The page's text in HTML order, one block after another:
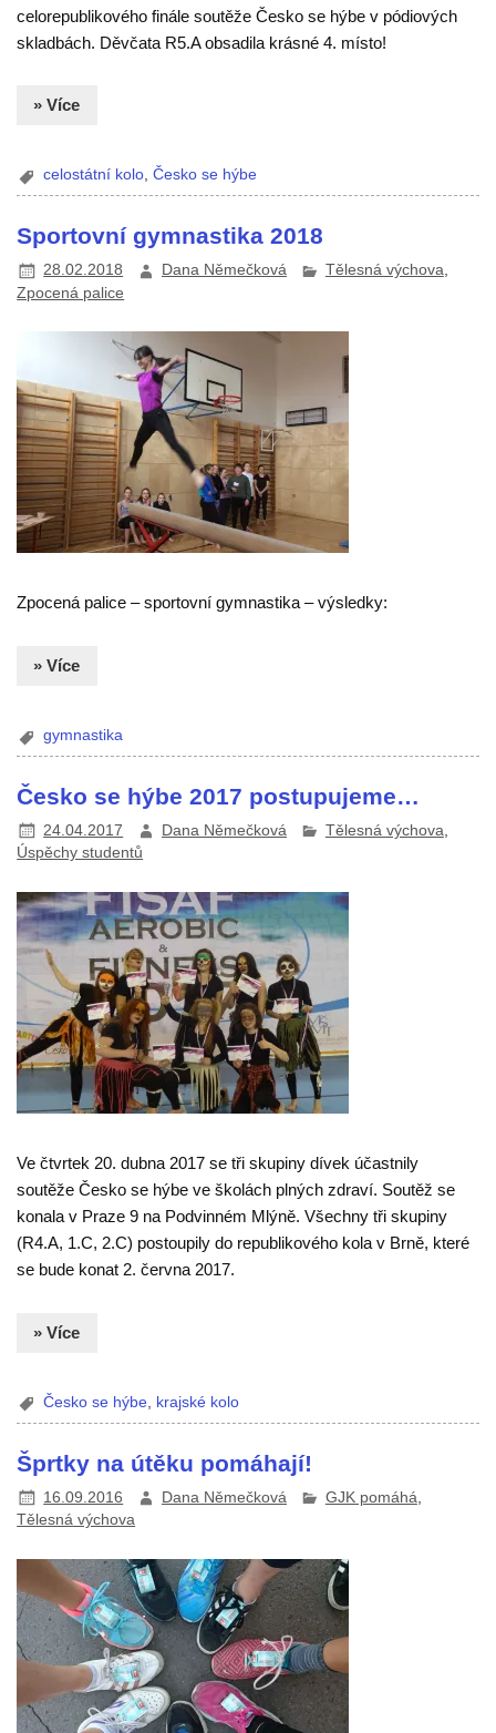
celorepublikového finále soutěže Česko se hýbe v pódiových
skladbách. Děvčata R5.A obsadila krásné 4. místo!
» Více
celostátní kolo,Česko se hýbe
Sportovní gymnastika 2018
28.02.2018 Dana Němečková Tělesná výchova,
Zpocená palice
Zpocená palice – sportovní gymnastika – výsledky:
» Více
gymnastika
Česko se hýbe 2017 postupujeme…
24.04.2017 Dana Němečková Tělesná výchova,
Úspěchy studentů
Ve čtvrtek 20. dubna 2017 se tři skupiny dívek účastnily
soutěže Česko se hýbe ve školách plných zdraví. Soutěž se
konala v Praze 9 na Podvinném Mlýně. Všechny tři skupiny
(R4.A, 1.C, 2.C) postoupily do republikového kola v Brně, které
se bude konat 2. června 2017.
» Více
Česko se hýbe, krajské kolo
Šprtky na útěku pomáhají!
16.09.2016 Dana Němečková GJK pomáhá
Tělesná výchova